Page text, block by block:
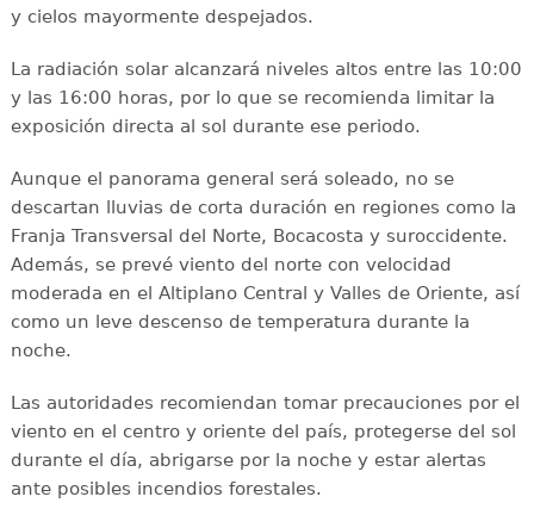
y cielos mayormente despejados.
La radiación solar alcanzará niveles altos entre las 10:00
y las 16:00 horas, por lo que se recomienda limitar la
exposición directa al sol durante ese periodo.
Aunque el panorama general será soleado, no se
descartan lluvias de corta duración en regiones como la
Franja Transversal del Norte, Bocacosta y suroccidente.
Además, se prevé viento del norte con velocidad
moderada en el Altiplano Central y Valles de Oriente, así
como un leve descenso de temperatura durante la
noche.
Las autoridades recomiendan tomar precauciones por el
viento en el centro y oriente del país, protegerse del sol
durante el día, abrigarse por la noche y estar alertas
ante posibles incendios forestales.